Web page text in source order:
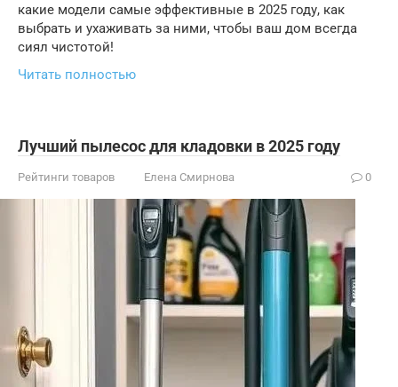
какие модели самые эффективные в 2025 году, как
выбрать и ухаживать за ними, чтобы ваш дом всегда
сиял чистотой!
Читать полностью
Лучший пылесос для кладовки в 2025 году
Рейтинги товаров Елена Смирнова 0